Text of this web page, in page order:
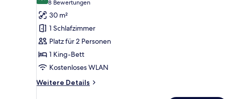
Superior-
Doppelzimmer
anzeigen
8 Bewertungen
(8
Bewertungen)
30 m²
1 Schlafzimmer
Platz für 2 Personen
1 King-Bett
Kostenloses WLAN
Weitere Details
Weitere